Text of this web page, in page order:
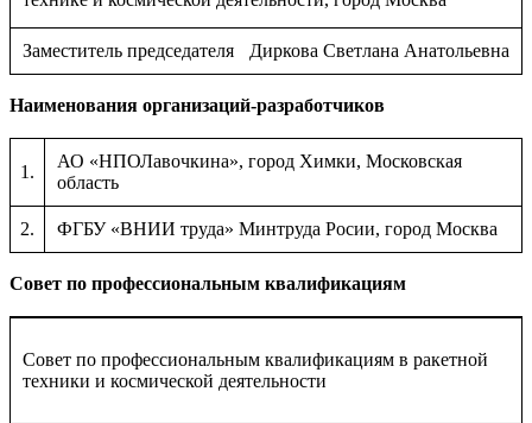
Заместитель председателя Диркова Светлана Анатольевна
Наименования организаций-разработчиков
1.
АО «НПОЛавочкина», город Химки, Московская
область
2. ФГБУ «ВНИИ труда» Минтруда Росии, город Москва
Совет по профессиональным квалификациям
Совет по профессиональным квалификациям в ракетной
техники и космической деятельности